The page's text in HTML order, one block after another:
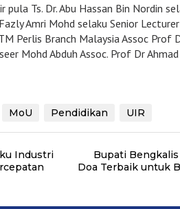
Ts. Dr. Abu Hassan Bin Nordin
Amri Mohd selaku Senior
Perlis Branch Malaysia Assoc Prof
Mohd Abduh Assoc. Prof Dr
MoU Pendidikan UIR
Industri
Bupati
Doa Terbaik untuk